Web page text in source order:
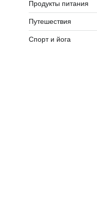
Продукты питания
Путешествия
Спорт и йога